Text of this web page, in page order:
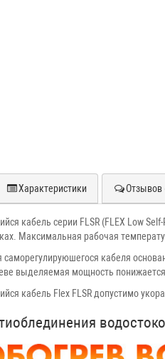
Характеристики Отзывов
кабель серии FLSR (FLEX Low
Максимальная рабочая
саморегулируюшегося кабеля
выделяемая мощность
кабель Flex FLSR допустимо